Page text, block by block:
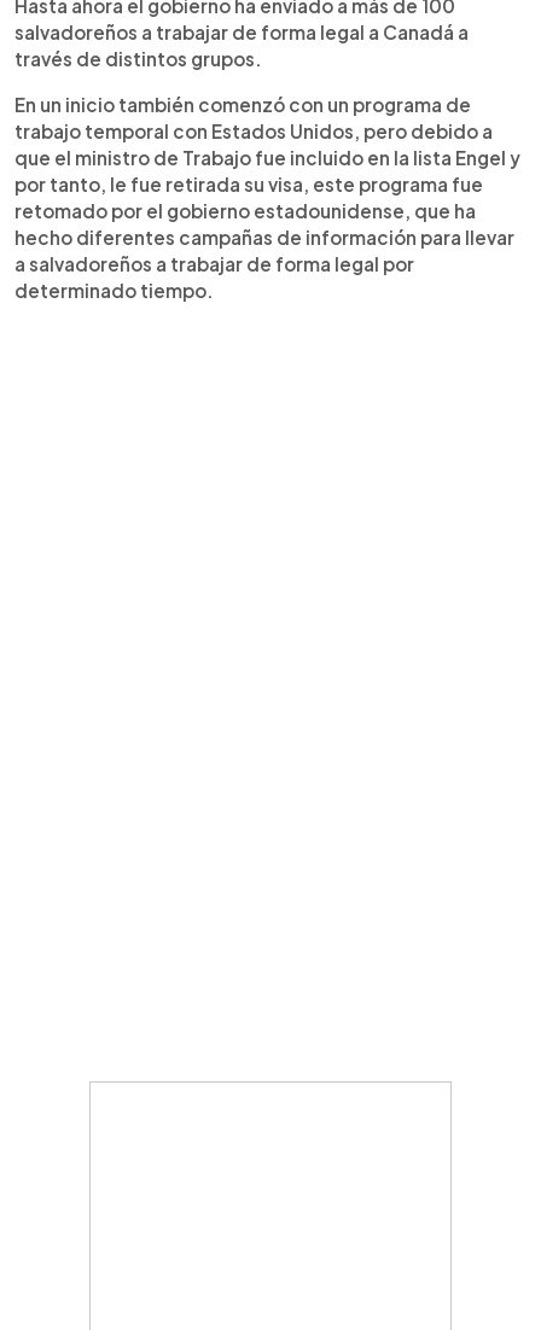
Hasta ahora el gobierno ha enviado a más de 100
salvadoreños a trabajar de forma legal a Canadá a
través de distintos grupos.
En un inicio también comenzó con un programa de
trabajo temporal con Estados Unidos, pero debido a
que el ministro de Trabajo fue incluido en la lista Engel y
por tanto, le fue retirada su visa, este programa fue
retomado por el gobierno estadounidense, que ha
hecho diferentes campañas de información para llevar
a salvadoreños a trabajar de forma legal por
determinado tiempo.